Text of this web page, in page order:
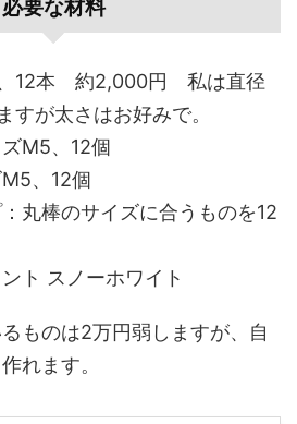
必要な材料
、12本 約2,000円 私は直径
すが太さはお好みで。
M5、12個
、12個
丸棒のサイズに合うものを12
ト スノーホワイト
ものは2万円弱しますが、自
れます。